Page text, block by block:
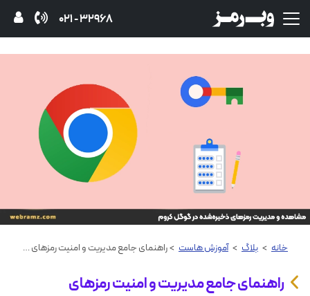
32968 - 021
خانه > بلاگ > آموزش هاست > راهنمای جامع مدیریت و امنیت رمزهای ذخیره‌شده در مرورگر گوگل کروم
راهنمای جامع مدیریت و امنیت رمزهای